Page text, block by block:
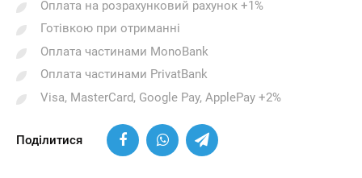
Оплата на розрахунковий рахунок +1%
Готівкою при отриманні
Оплата частинами MonoBank
Оплата частинами PrivatBank
Visa, MasterCard, Google Pay, ApplePay +2%
Поділитися